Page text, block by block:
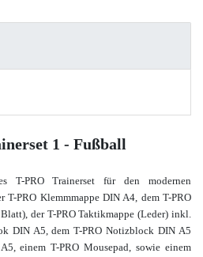
1 - Fußball
T-PRO Trainerset für den modernen
T-PRO Klemmmappe DIN A4, dem T-PRO
der T-PRO Taktikmappe (Leder) inkl.
DIN A5, dem T-PRO Notizblock DIN A5
einem T-PRO Mousepad, sowie einem